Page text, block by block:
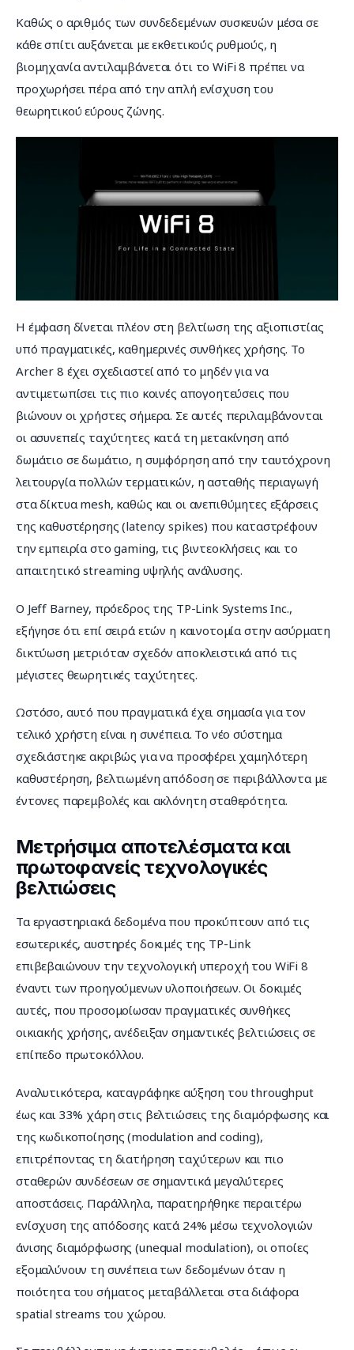
Καθώς ο αριθμός των συνδεδεμένων συσκευών μέσα σε
κάθε σπίτι αυξάνεται με εκθετικούς ρυθμούς, η
βιομηχανία αντιλαμβάνεται ότι το WiFi 8 πρέπει να
προχωρήσει πέρα από την απλή ενίσχυση του
θεωρητικού εύρους ζώνης.
Η έμφαση δίνεται πλέον στη βελτίωση της αξιοπιστίας
υπό πραγματικές, καθημερινές συνθήκες χρήσης. Το
Archer 8 έχει σχεδιαστεί από το μηδέν για να
αντιμετωπίσει τις πιο κοινές απογοητεύσεις που
βιώνουν οι χρήστες σήμερα. Σε αυτές περιλαμβάνονται
οι ασυνεπείς ταχύτητες κατά τη μετακίνηση από
δωμάτιο σε δωμάτιο, η συμφόρηση από την ταυτόχρονη
λειτουργία πολλών τερματικών, η ασταθής περιαγωγή
στα δίκτυα mesh, καθώς και οι ανεπιθύμητες εξάρσεις
της καθυστέρησης (latency spikes) που καταστρέφουν
την εμπειρία στο gaming, τις βιντεοκλήσεις και το
απαιτητικό streaming υψηλής ανάλυσης.
Ο Jeff Barney, πρόεδρος της TP-Link Systems Inc.,
εξήγησε ότι επί σειρά ετών η καινοτομία στην ασύρματη
δικτύωση μετριόταν σχεδόν αποκλειστικά από τις
μέγιστες θεωρητικές ταχύτητες.
Ωστόσο, αυτό που πραγματικά έχει σημασία για τον
τελικό χρήστη είναι η συνέπεια. Το νέο σύστημα
σχεδιάστηκε ακριβώς για να προσφέρει χαμηλότερη
καθυστέρηση, βελτιωμένη απόδοση σε περιβάλλοντα με
έντονες παρεμβολές και ακλόνητη σταθερότητα.
Μετρήσιμα αποτελέσματα και
πρωτοφανείς τεχνολογικές
βελτιώσεις
Τα εργαστηριακά δεδομένα που προκύπτουν από τις
εσωτερικές, αυστηρές δοκιμές της TP-Link
επιβεβαιώνουν την τεχνολογική υπεροχή του WiFi 8
έναντι των προηγούμενων υλοποιήσεων. Οι δοκιμές
αυτές, που προσομοίωσαν πραγματικές συνθήκες
οικιακής χρήσης, ανέδειξαν σημαντικές βελτιώσεις σε
επίπεδο πρωτοκόλλου.
Αναλυτικότερα, καταγράφηκε αύξηση του throughput
έως και 33% χάρη στις βελτιώσεις της διαμόρφωσης και
της κωδικοποίησης (modulation and coding),
επιτρέποντας τη διατήρηση ταχύτερων και πιο
σταθερών συνδέσεων σε σημαντικά μεγαλύτερες
αποστάσεις. Παράλληλα, παρατηρήθηκε περαιτέρω
ενίσχυση της απόδοσης κατά 24% μέσω τεχνολογιών
άνισης διαμόρφωσης (unequal modulation), οι οποίες
εξομαλύνουν τη συνέπεια των δεδομένων όταν η
ποιότητα του σήματος μεταβάλλεται στα διάφορα
spatial streams του χώρου.